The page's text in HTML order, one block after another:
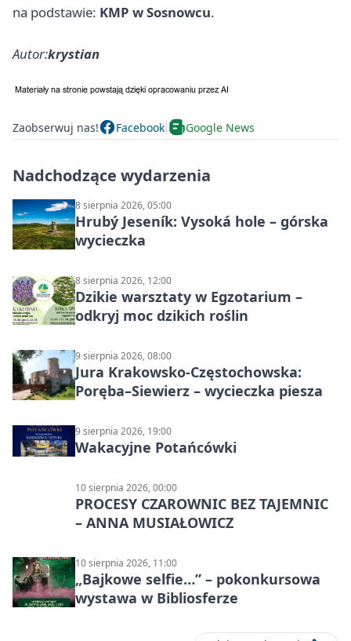
na podstawie: KMP w Sosnowcu.
Autor:krystian
Zaobserwuj nas! Facebook Google News
Nadchodzące wydarzenia
8 sierpnia 2026, 05:00
Hrubý Jeseník: Vysoká hole – górska
wycieczka
8 sierpnia 2026, 12:00
Dzikie warsztaty w Egzotarium –
odkryj moc dzikich roślin
9 sierpnia 2026, 08:00
Jura Krakowsko-Częstochowska:
Poręba–Siewierz – wycieczka piesza
9 sierpnia 2026, 19:00
Wakacyjne Potańcówki
10 sierpnia 2026, 00:00
PROCESY CZAROWNIC BEZ TAJEMNIC
– ANNA MUSIAŁOWICZ
10 sierpnia 2026, 11:00
„Bajkowe selfie…” – pokonkursowa
wystawa w Bibliosferze